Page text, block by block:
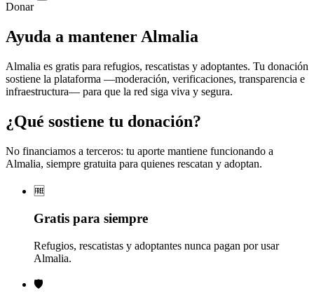
Donar
Ayuda a mantener Almalia
Almalia es gratis para refugios, rescatistas y adoptantes. Tu donación
sostiene la plataforma —moderación, verificaciones, transparencia e
infraestructura— para que la red siga viva y segura.
¿Qué sostiene tu donación?
No financiamos a terceros: tu aporte mantiene funcionando a
Almalia, siempre gratuita para quienes rescatan y adoptan.
🆓
Gratis para siempre
Refugios, rescatistas y adoptantes nunca pagan por usar
Almalia.
🛡️